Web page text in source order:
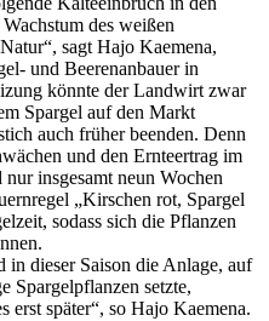
des weißen
sagt Hajo Kaemena,
und Beerenanbauer in
könnte der Landwirt zwar
Spargel auf den Markt
auch früher beenden. Denn
und den Ernteertrag im
insgesamt neun Wochen
„Kirschen rot, Spargel
sodass sich die Pflanzen
dieser Saison die Anlage, auf
Spargelpflanzen setzte,
erst später“, so Hajo Kaemena.